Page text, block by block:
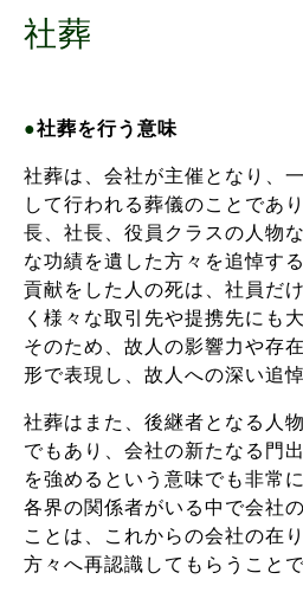
社葬
●社葬を行う意味
社葬は、会社が主催となり、
して行われる葬儀のことであ
長、社長、役員クラスの人物
な功績を遺した方々を追悼す
貢献をした人の死は、社員だ
く様々な取引先や提携先にも
そのため、故人の影響力や存
形で表現し、故人への深い追
社葬はまた、後継者となる人
でもあり、会社の新たなる門
を強めるという意味でも非常
各界の関係者がいる中で会社
ことは、これからの会社の在
方々へ再認識してもらうこと